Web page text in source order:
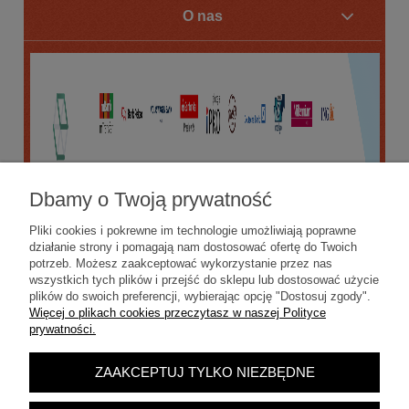
O nas
POKAŻ PEŁNĄ WERSJĘ STRONY
Sklep internetowy Shoper.pl
Dbamy o Twoją prywatność
Pliki cookies i pokrewne im technologie umożliwiają poprawne
działanie strony i pomagają nam dostosować ofertę do Twoich
potrzeb. Możesz zaakceptować wykorzystanie przez nas
wszystkich tych plików i przejść do sklepu lub dostosować użycie
plików do swoich preferencji, wybierając opcję "Dostosuj zgody".
Więcej o plikach cookies przeczytasz w naszej Polityce
prywatności.
ZAAKCEPTUJ TYLKO NIEZBĘDNE